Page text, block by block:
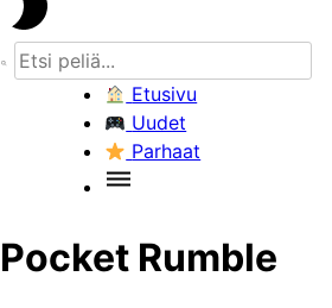
Etusivu
Uudet
Parhaat
Pocket Rumble